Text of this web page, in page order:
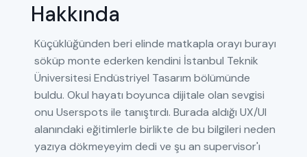
Hakkında
Küçüklüğünden beri elinde matkapla orayı burayı
söküp monte ederken kendini İstanbul Teknik
Üniversitesi Endüstriyel Tasarım bölümünde
buldu. Okul hayatı boyunca dijitale olan sevgisi
onu Userspots ile tanıştırdı. Burada aldığı UX/UI
alanındaki eğitimlerle birlikte de bu bilgileri neden
yazıya dökmeyeyim dedi ve şu an supervisor'ı